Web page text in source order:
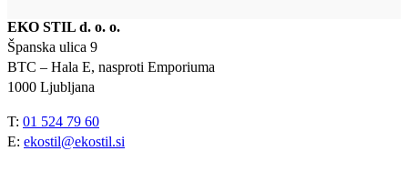
EKO STIL d. o. o.
Španska ulica 9
BTC – Hala E, nasproti Emporiuma
1000 Ljubljana
T: 01 524 79 60
E: ekostil@ekostil.si